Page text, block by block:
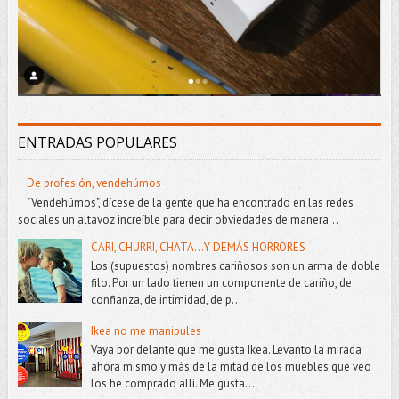
ENTRADAS POPULARES
De profesión, vendehúmos
"Vendehúmos", dícese de la gente que ha encontrado en las redes
sociales un altavoz increíble para decir obviedades de manera...
CARI, CHURRI, CHATA...Y DEMÁS HORRORES
Los (supuestos) nombres cariñosos son un arma de doble
filo. Por un lado tienen un componente de cariño, de
confianza, de intimidad, de p...
Ikea no me manipules
Vaya por delante que me gusta Ikea. Levanto la mirada
ahora mismo y más de la mitad de los muebles que veo
los he comprado allí. Me gusta...